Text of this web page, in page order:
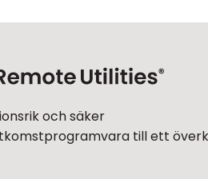
och säker
till ett